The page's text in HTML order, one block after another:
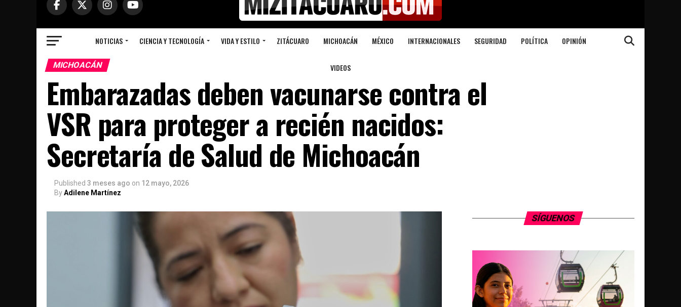
NOTICIAS CIENCIA Y TECNOLOGÍA VIDA Y ESTILO ZITÁCUARO MICHOACÁN MÉXICO INTERNACIONALES SEGURIDAD POLÍTICA OPINIÓN
VIDEOS
MICHOACÁN
Embarazadas deben vacunarse contra el
VSR para proteger a recién nacidos:
Secretaría de Salud de Michoacán
Published 3 meses ago on 12 mayo, 2026
ByAdilene Martínez
SÍGUENOS